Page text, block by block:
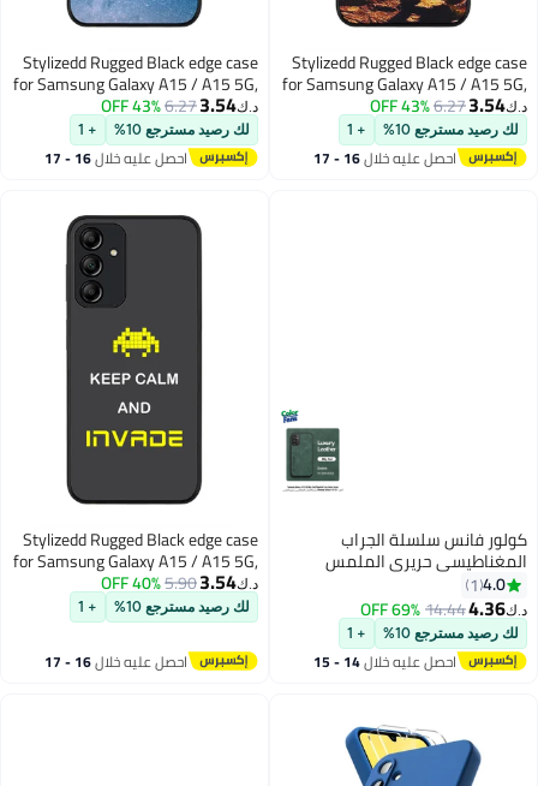
Stylizedd Rugged Black edge case
for Samsung Galaxy A15 / A15 5G,
Slim fit Soft Case Flexible Anti Drop
TPU Gel Thin Cover- Walk Further
د.ك‏3.54
6.27
43% OFF
لك رصيد مسترجع 10% + 1
احصل عليه خلال 16 - 17
Stylizedd Rugged Black edge case
for Samsung Galaxy A15 / A15 5G,
Slim fit Soft Case Flexible Anti Drop
TPU Gel Thin Cover- Start, Use, Do
د.ك‏3.54
6.27
43% OFF
لك رصيد مسترجع 10% + 1
احصل عليه خلال 16 - 17
كولور فانس سلسلة الجراب
المغناطيسي حريري الملمس
Samsung Galaxy A15 5G - أخضر
4.0
1
د.ك‏4.36
14.44
69% OFF
لك رصيد مسترجع 10% + 1
احصل عليه خلال 14 - 15
Stylizedd Rugged Black edge case
for Samsung Galaxy A15 / A15 5G,
Slim fit Soft Case Flexible Anti Drop
TPU Gel Thin Cover- Keep Calm
And Invade
د.ك‏3.54
5.90
40% OFF
لك رصيد مسترجع 10% + 1
احصل عليه خلال 16 - 17